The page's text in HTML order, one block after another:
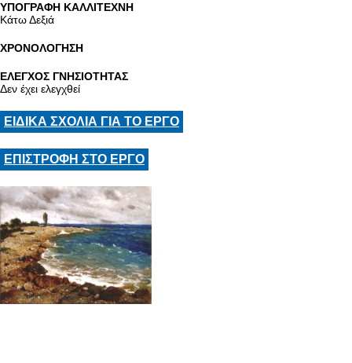
ΥΠΟΓΡΑΦΗ ΚΑΛΛΙΤΕΧΝΗ
Κάτω Δεξιά
ΧΡΟΝΟΛΟΓΗΣΗ
ΕΛΕΓΧΟΣ ΓΝΗΣΙΟΤΗΤΑΣ
Δεν έχει ελεγχθεί
ΕΙΔΙΚΑ ΣΧΟΛΙΑ ΓΙΑ ΤΟ ΕΡΓΟ
ΕΠΙΣΤΡΟΦΗ ΣΤΟ ΕΡΓΟ